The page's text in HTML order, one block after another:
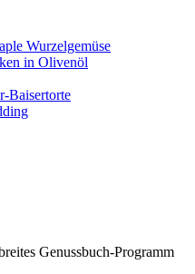
Wurzelgemüse
in Olivenöl
Baisertorte
Genussbuch-Programm